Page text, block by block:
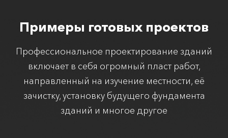
Примеры готовых проектов
Профессиональное проектирование зданий
включает в себя огромный пласт работ,
направленный на изучение местности, её
зачистку, установку будущего фундамента
зданий и многое другое